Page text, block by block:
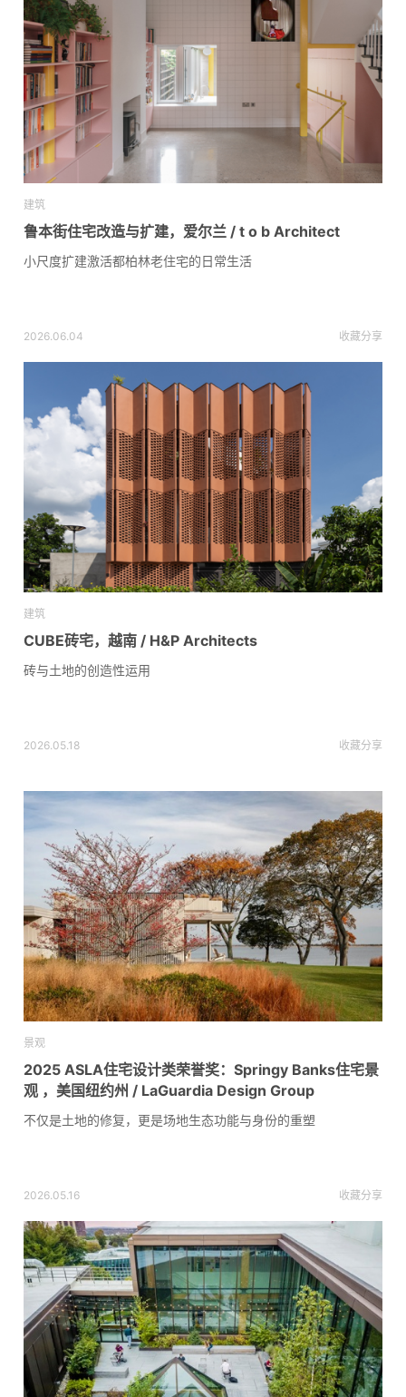
建筑
鲁本街住宅改造与扩建，爱尔兰 / t o b Architect
小尺度扩建激活都柏林老住宅的日常生活
2026.06.04 收藏分享
建筑
CUBE砖宅，越南 / H&P Architects
砖与土地的创造性运用
2026.05.18 收藏分享
景观
2025 ASLA住宅设计类荣誉奖：Springy Banks住宅景
观 ，美国纽约州 / LaGuardia Design Group
不仅是土地的修复，更是场地生态功能与身份的重塑
2026.05.16 收藏分享